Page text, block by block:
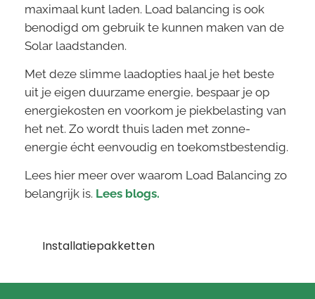
Installatiepakketten
maximaal kunt laden. Load balancing is ook
benodigd om gebruik te kunnen maken van de
Solar laadstanden.
Met deze slimme laadopties haal je het beste
uit je eigen duurzame energie, bespaar je op
energiekosten en voorkom je piekbelasting van
het net. Zo wordt thuis laden met zonne-
energie écht eenvoudig en toekomstbestendig.
Lees hier meer over waarom Load Balancing zo
belangrijk is. Lees blogs.